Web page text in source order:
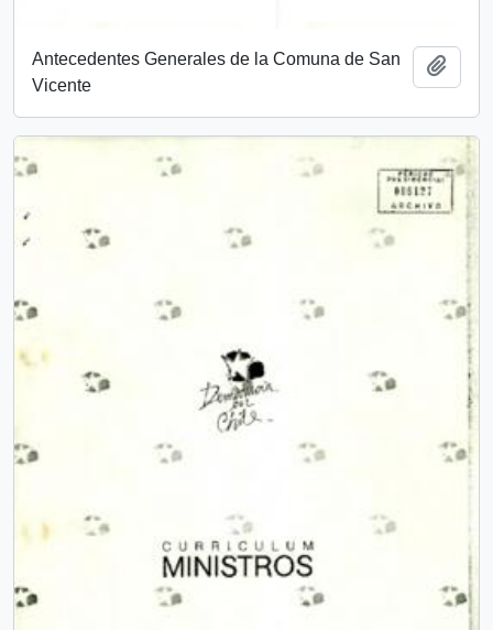
Antecedentes Generales de la Comuna de San
Vicente